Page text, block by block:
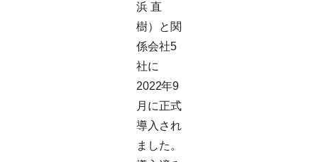
浜 直
樹）と関
係会社5
社に
2022年9
月に正式
導入され
ました。